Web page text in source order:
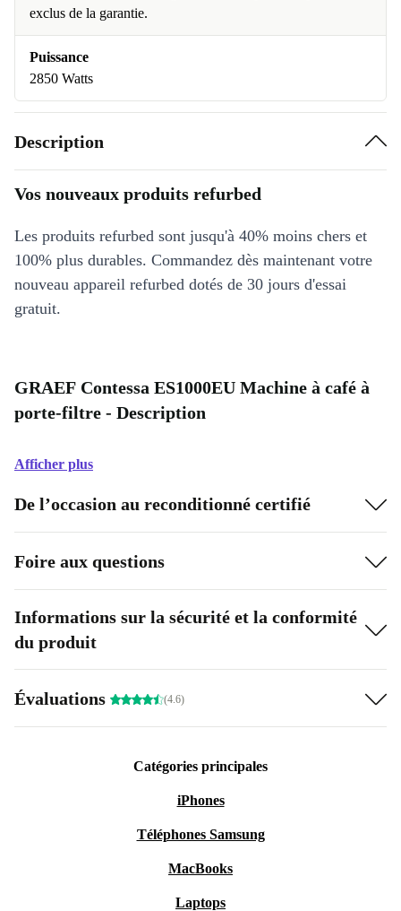
exclus de la garantie.
Puissance
2850 Watts
Description
Vos nouveaux produits refurbed
Les produits refurbed sont jusqu'à 40% moins chers et
100% plus durables. Commandez dès maintenant votre
nouveau appareil refurbed dotés de 30 jours d'essai
gratuit.
GRAEF Contessa ES1000EU Machine à café à
porte-filtre - Description
Afficher plus
De l’occasion au reconditionné certifié
Foire aux questions
Informations sur la sécurité et la conformité
du produit
Évaluations (4.6)
Catégories principales
iPhones
Téléphones Samsung
MacBooks
Laptops